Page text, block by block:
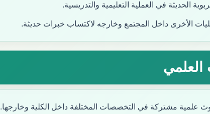
الحديثة في العملية التعليمية والتدريسية.
الأخرى داخل المجتمع وخارجه لاكتساب خبرات حديثة.
العلمي
علمية مشتركة في التخصصات المختلفة داخل الكلية وخارجها.